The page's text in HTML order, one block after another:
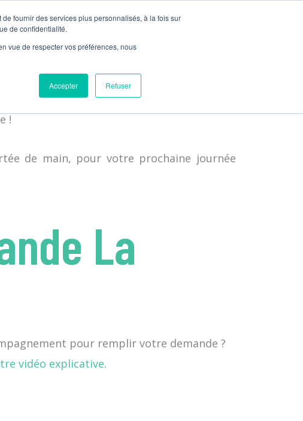
fournir des services plus personnalisés, à la fois sur
de confidentialité.
vue de respecter vos préférences, nous
Accepter Refuser
À PROPOS NOUS CONTACTER PLANIFIONS VOTRE ACTIVITÉ
et outils pédagogiques pour apporter
Étant basées sur la progression des
de plonger dans le fleuve Saint-
!
de main, pour votre prochaine journée
La
pour remplir votre demande ?
vidéo explicative.